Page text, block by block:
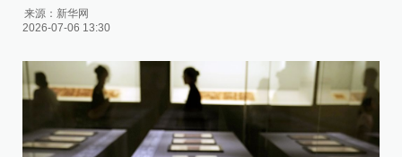
来源： 新华网
2026-07-06 13:30